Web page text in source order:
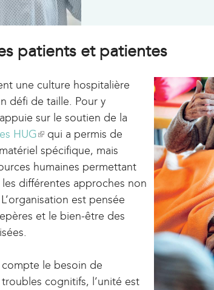
patients et patientes
une culture hospitalière
défi de taille. Pour y
sur le soutien de la
HUG(
i
n
k
i
x
t
qui a permis de
spécifique, mais
humaines permettant
différentes approches non
est pensée
et le bien-être des
le besoin de
cognitifs, l’unité est